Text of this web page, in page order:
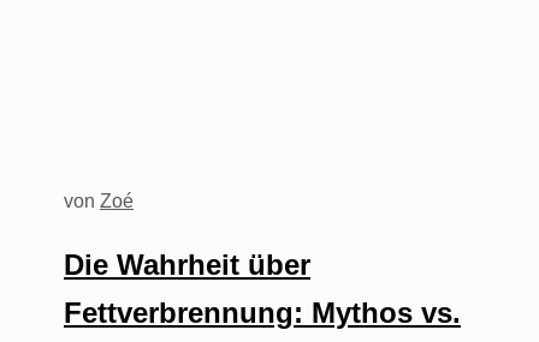
Die Wahrheit über
Fettverbrennung: Mythos vs.
von Zoé